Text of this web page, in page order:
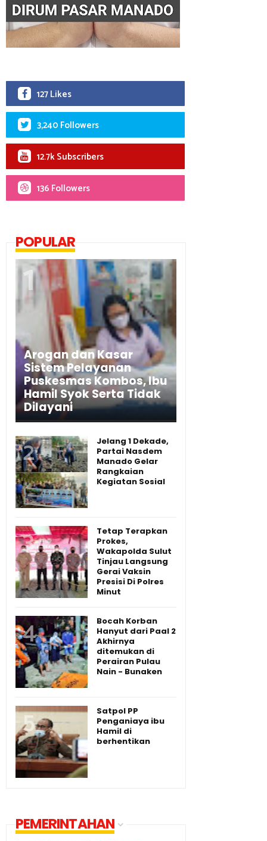
127 Likes
3,240 Followers
12.7k Subscribers
136 Followers
POPULAR
Arogan dan Kasar
Sistem Pelayanan
Puskesmas Kombos, Ibu
Hamil Syok Serta Tidak
Dilayani
Jelang 1 Dekade,
Partai Nasdem
Manado Gelar
Rangkaian
Kegiatan Sosial
Tetap Terapkan
Prokes,
Wakapolda Sulut
Tinjau Langsung
Gerai Vaksin
Presisi Di Polres
Minut
Bocah Korban
Hanyut dari Paal 2
Akhirnya
ditemukan di
Perairan Pulau
Nain - Bunaken
Satpol PP
Penganiaya ibu
Hamil di
berhentikan
PEMERINTAHAN